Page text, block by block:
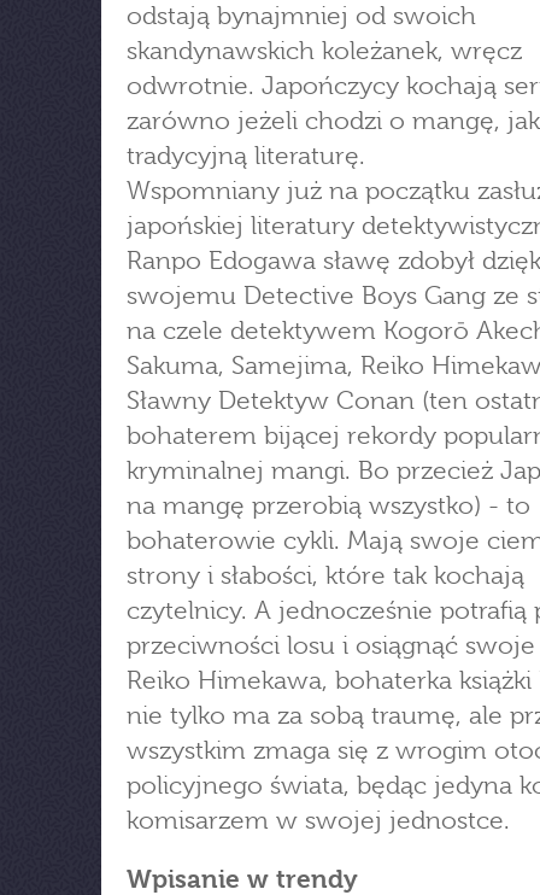
odstają bynajmniej od swoich
skandynawskich koleżanek, wręcz
odwrotnie. Japończycy kochają
zarówno jeżeli chodzi o mangę,
tradycyjną literaturę.
Wspomniany już na początku
japońskiej literatury
Ranpo Edogawa sławę zdobył
swojemu Detective Boys Gang ze
na czele detektywem Kogorō
Sakuma, Samejima, Reiko
Sławny Detektyw Conan (ten
bohaterem bijącej rekordy
kryminalnej mangi. Bo przecież
na mangę przerobią wszystko) - to
bohaterowie cykli. Mają swoje
strony i słabości, które tak kochają
czytelnicy. A jednocześnie potrafią
przeciwności losu i osiągnąć swoje
Reiko Himekawa, bohaterka
nie tylko ma za sobą traumę, ale
wszystkim zmaga się z wrogim
policyjnego świata, będąc jedyna
komisarzem w swojej jednostce.
Wpisanie w trendy